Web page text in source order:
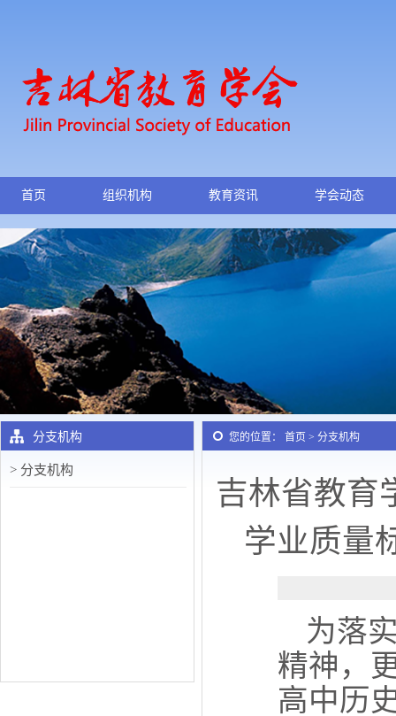
首页 组织机构 教育资讯 学会动态
分支机构
> 分支机构
您的位置： 首页 > 分支机构
吉林省教育
学业质量
为落
精神，
高中历